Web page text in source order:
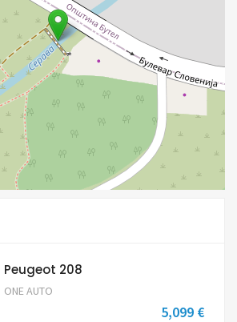
Peugeot 208
ONE AUTO
5,099 €